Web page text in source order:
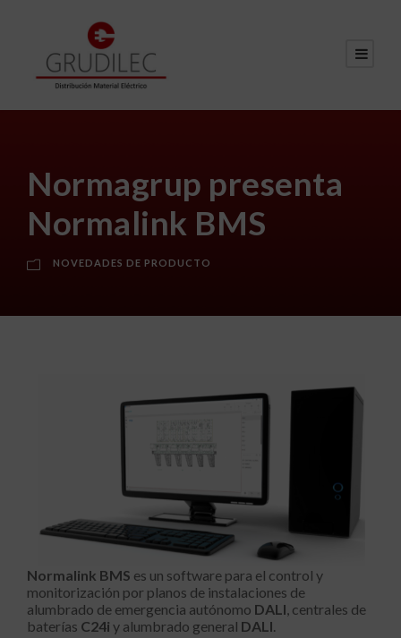
Normagrup presenta
Normalink BMS
NOVEDADES DE PRODUCTO
Normalink BMS es un software para el control y
monitorización por planos de instalaciones de
alumbrado de emergencia autónomo DALI, centrales de
baterías C24i y alumbrado general DALI.